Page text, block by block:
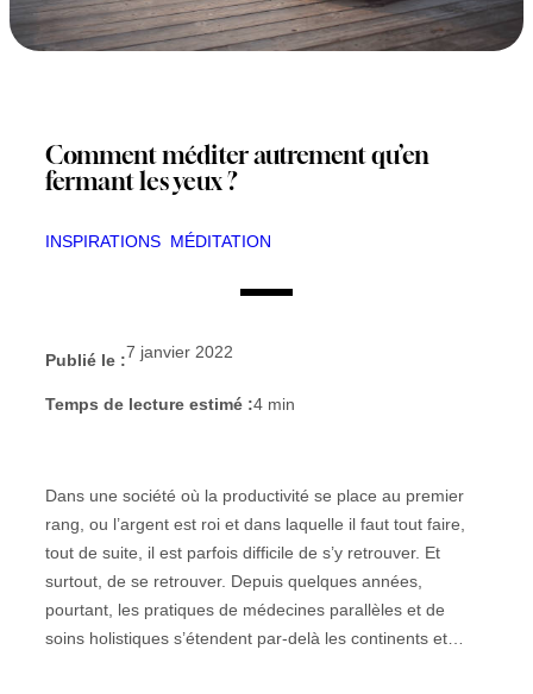
Comment méditer autrement qu’en
fermant les yeux ?
INSPIRATIONS MÉDITATION
Publié le :7 janvier 2022
Temps de lecture estimé :4 min
Dans une société où la productivité se place au premier
rang, ou l’argent est roi et dans laquelle il faut tout faire,
tout de suite, il est parfois difficile de s’y retrouver. Et
surtout, de se retrouver. Depuis quelques années,
pourtant, les pratiques de médecines parallèles et de
soins holistiques s’étendent par-delà les continents et…